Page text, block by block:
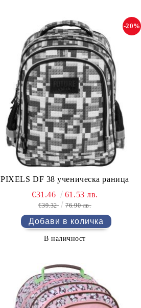
PIXELS DF 38 ученическа раница
-20%
€31.46 61.53 лв.
€39.32 76.90 лв.
В наличност